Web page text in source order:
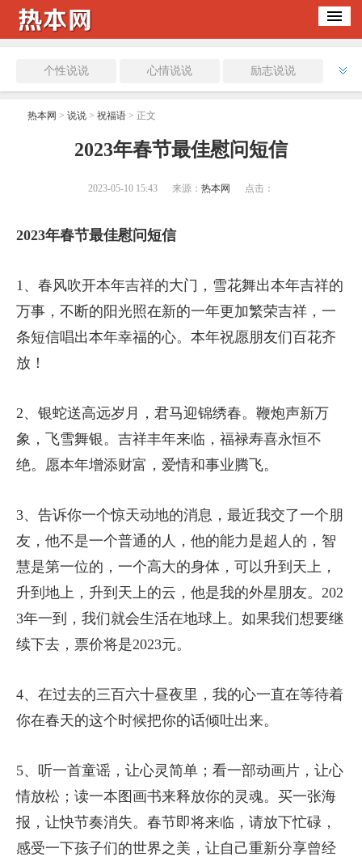
个性说说 心情说说 励志说说
热本网 > 说说> 祝福语> 正文
​2023年春节最佳慰问短信
2023-05-10 15:43 来源： 热本网 点击：
2023年春节最佳慰问短信
1、春风吹开本年吉祥的大门，雪花舞出本年吉祥的
万事，不断的阳光照在新的一年更加繁荣吉祥，一
条短信唱出本年幸福的心。本年祝愿朋友们百花齐
放！
2、银蛇送高远岁月，君马迎锦绣春。鞭炮声新万
象，飞雪舞银。吉祥丰年来临，福禄寿喜永恒不
绝。愿本年增添财富，爱情和事业腾飞。
3、告诉你一个惊天动地的消息，最近我交了一个朋
友，他不是一个普通的人，他的能力是超人的，智
慧是第一位的，一个高大的身体，可以升到天上，
升到地上，升到天上的云，他是我的外星朋友。202
3年一到，我们就会生活在地球上。如果我们想要继
续下去，票价将是2023元。
4、在过去的三百六十昼夜里，我的心一直在等待着
你在春天的这个时候把你的话倾吐出来。
5、听一首童谣，让心灵简单；看一部动画片，让心
情放松；读一本图画书来释放你的灵魂。买一张海
报，让快节奏消失。春节即将来临，请放下忙碌，
感受一下孩子们的世界之美，让自己重新分享曾经